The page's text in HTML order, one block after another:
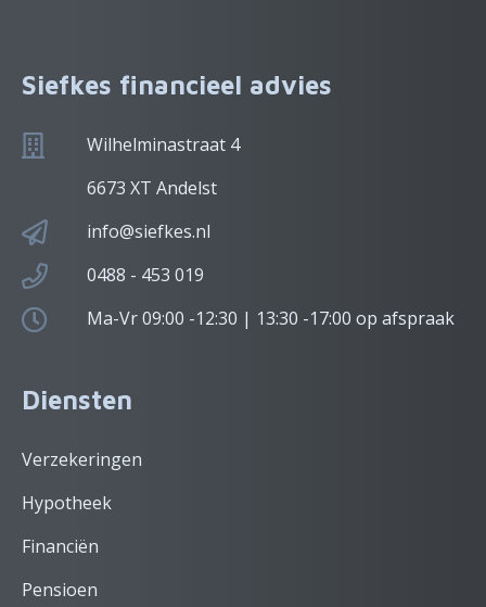
Siefkes financieel advies
Wilhelminastraat 4
6673 XT Andelst
info@siefkes.nl
0488 - 453 019
Ma-Vr 09:00 -12:30 | 13:30 -17:00 op afspraak
Diensten
Verzekeringen
Hypotheek
Financiën
Pensioen